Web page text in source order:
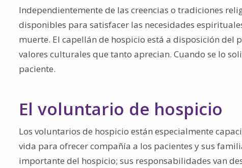
Independientemente de las creencias o tradiciones
disponibles para satisfacer las necesidades
muerte. El capellán de hospicio está a disposición
valores culturales que tanto aprecian. Cuando se lo
paciente.
El voluntario de hospicio
Los voluntarios de hospicio están especialmente
vida para ofrecer compañía a los pacientes y sus
importante del hospicio; sus responsabilidades van